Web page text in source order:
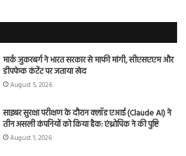
मार्क जुकरबर्ग ने भारत सरकार से माफी मांगी, सीएसएएम और
डीपफेक कंटेंट पर जताया खेद
August 5, 2026
साइबर सुरक्षा परीक्षण के दौरान क्लॉड एआई (Claude AI) ने
तीन असली कंपनियों को किया हैक: एंथ्रोपिक ने की पुष्टि
August 1, 2026